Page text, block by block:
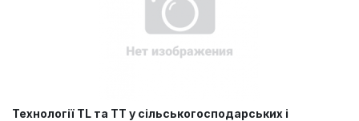
Технології TL та TT у сільськогосподарських і